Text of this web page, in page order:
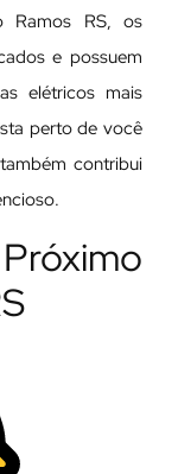
Ramos RS, os
e possuem
elétricos mais
perto de você
contribui